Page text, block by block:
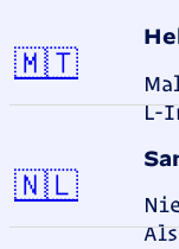
L-
🇲🇹Malta
🇳🇱